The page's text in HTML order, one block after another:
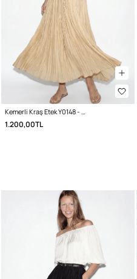
Kemerli Kraş Etek Y0148 - TEREYAĞ SARISI
1.200,00TL